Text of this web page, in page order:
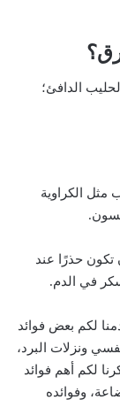
الدافئ؛
الكراوية
حذرًا عند
في الدم.
لكم بعض فوائد
ونزلات البرد،
لكم أهم فوائد
وفوائده